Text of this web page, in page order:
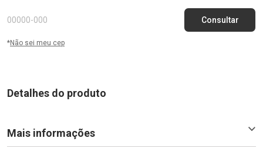
*Não sei meu cep
Detalhes do produto
Mais informações